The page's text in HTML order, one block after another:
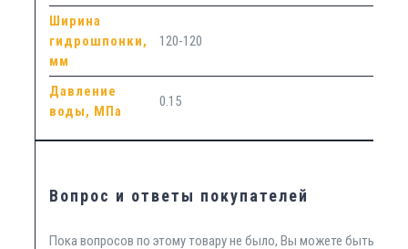
Ширина
гидрошпонки,
мм
120-120
Давление
воды, МПа
0.15
Вопрос и ответы покупателей
Пока вопросов по этому товару не было, Вы можете быть